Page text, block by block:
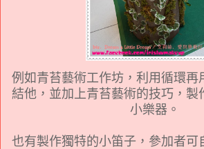
例如青苔藝術工作坊，利用循環再
結他，並加上青苔藝術的技巧，製
小樂器。
也有製作獨特的小笛子，參加者可